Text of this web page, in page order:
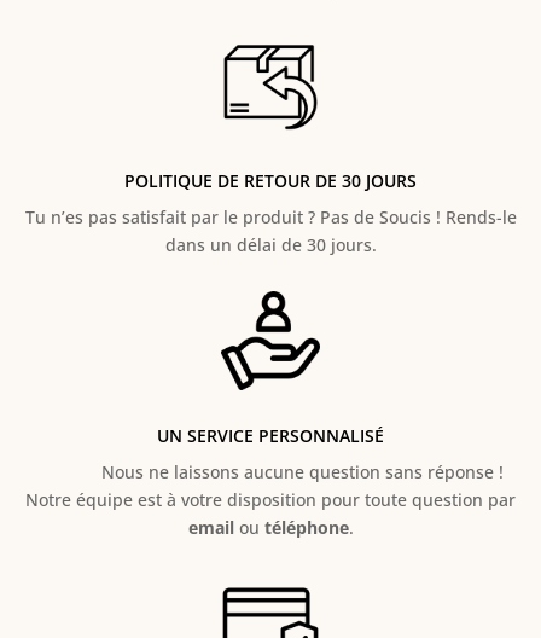
POLITIQUE DE RETOUR DE 30 JOURS
Tu n’es pas satisfait par le produit ? Pas de Soucis ! Rends-le
dans un délai de 30 jours.
UN SERVICE PERSONNALISÉ
Nous ne laissons aucune question sans réponse !
Notre équipe est à votre disposition pour toute question par
emailou téléphone.